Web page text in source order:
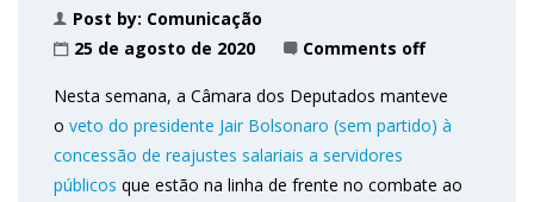
Post by: Comunicação
25 de agosto de 2020
Comments off
Nesta semana, a Câmara dos Deputados manteve
o veto do presidente Jair Bolsonaro (sem partido) à
concessão de reajustes salariais a servidores
públicos que estão na linha de frente no combate ao